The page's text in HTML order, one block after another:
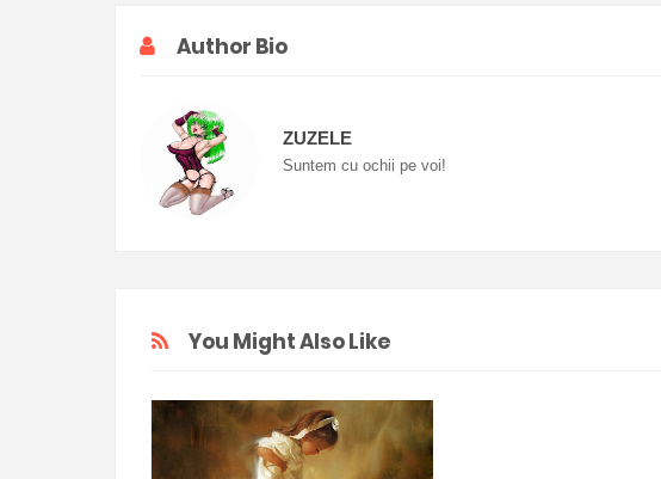
Author Bio
ZUZELE
Suntem cu ochii pe voi!
You Might Also Like